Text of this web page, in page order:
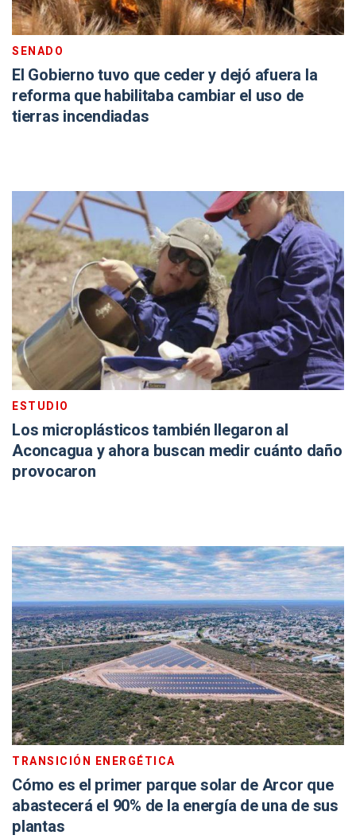
SENADO
El Gobierno tuvo que ceder y dejó afuera la
reforma que habilitaba cambiar el uso de
tierras incendiadas
ESTUDIO
Los microplásticos también llegaron al
Aconcagua y ahora buscan medir cuánto daño
provocaron
TRANSICIÓN ENERGÉTICA
Cómo es el primer parque solar de Arcor que
abastecerá el 90% de la energía de una de sus
plantas